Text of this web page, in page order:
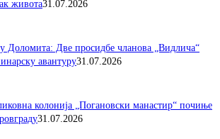
живота31.07.2026
Доломита: Две просидбе чланова „Видлича“
авантуру31.07.2026
колонија „Погановски манастир“ почиње
31.07.2026